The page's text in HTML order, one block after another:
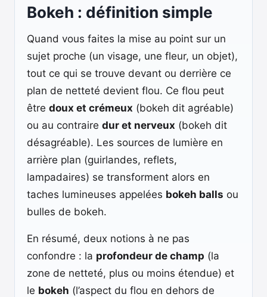
Bokeh : définition simple
Quand vous faites la mise au point sur un
sujet proche (un visage, une fleur, un objet),
tout ce qui se trouve devant ou derrière ce
plan de netteté devient flou. Ce flou peut
être doux et crémeux (bokeh dit agréable)
ou au contraire dur et nerveux (bokeh dit
désagréable). Les sources de lumière en
arrière plan (guirlandes, reflets,
lampadaires) se transforment alors en
taches lumineuses appelées bokeh balls ou
bulles de bokeh.
En résumé, deux notions à ne pas
confondre : la profondeur de champ (la
zone de netteté, plus ou moins étendue) et
le bokeh (l’aspect du flou en dehors de